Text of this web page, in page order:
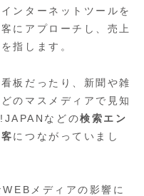
ンターネットツールを
にアプローチし、売上
指します。
看板だったり、新聞や雑
のマスメディアで見知
などの検索エン
につながっていまし
メディアの影響に